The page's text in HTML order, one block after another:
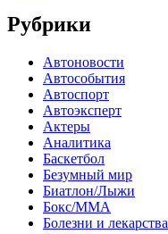
Рубрики
Автоновости
Автособытия
Автоспорт
Автоэксперт
Актеры
Аналитика
Баскетбол
Безумный мир
Биатлон/Лыжи
Бокс/MMA
Болезни и лекарства